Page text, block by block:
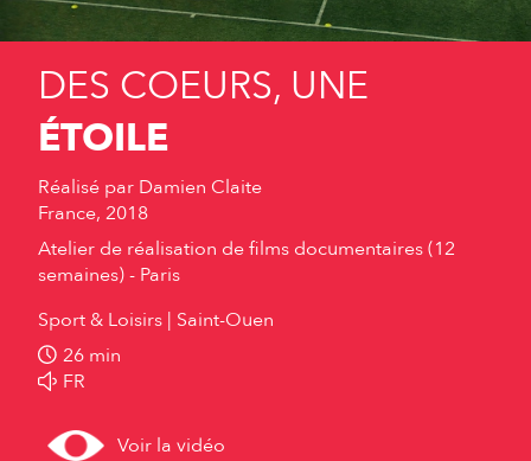
DES COEURS, UNE
ÉTOILE
Réalisé par Damien Claite
France, 2018
Atelier de réalisation de films documentaires (12
semaines) - Paris
Sport & Loisirs Saint-Ouen
26 min
FR
Voir la vidéo